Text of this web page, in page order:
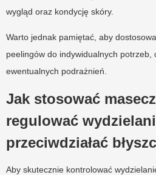
wygląd oraz kondycję skóry.
Warto jednak pamiętać, aby
peelingów do indywidualnych potrzeb,
ewentualnych podrażnień.
Jak stosować
regulować
przeciwdziałać
Aby skutecznie kontrolować